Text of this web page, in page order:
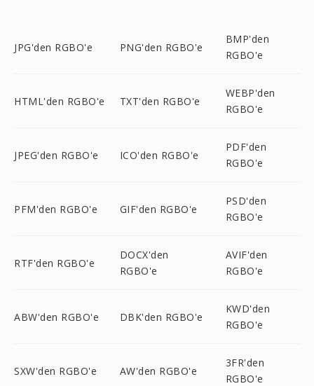
JPG'den RGBO'e PNG'den RGBO'e
BMP'den
RGBO'e
HTML'den RGBO'e TXT'den RGBO'e
WEBP'den
RGBO'e
JPEG'den RGBO'e ICO'den RGBO'e
PDF'den
RGBO'e
PFM'den RGBO'e GIF'den RGBO'e
PSD'den
RGBO'e
RTF'den RGBO'e
DOCX'den
RGBO'e
AVIF'den
RGBO'e
ABW'den RGBO'e DBK'den RGBO'e
KWD'den
RGBO'e
SXW'den RGBO'e AW'den RGBO'e
3FR'den
RGBO'e